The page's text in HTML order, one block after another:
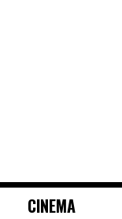
CINEMA